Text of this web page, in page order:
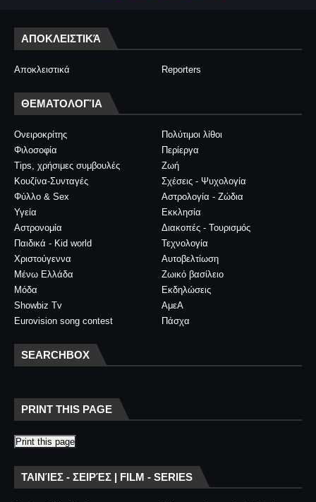
ΑΠΟΚΛΕΙΣΤΙΚΆ
Αποκλειστικά Reporters
ΘΕΜΑΤΟΛΟΓΊΑ
Ονειροκρίτης
Πολύτιμοι λίθοι
Φιλοσοφία
Περίεργα
Tips, χρήσιμες συμβουλές
Ζωή
Κουζίνα-Συνταγές
Σχέσεις - Ψυχολογία
Φύλλο & Sex
Αστρολογία - Ζώδια
Υγεία
Εκκλησία
Αστρονομία
Διακοπές - Τουρισμός
Παιδικά - Kid world
Τεχνολογία
Χριστούγεννα
Αυτοβελτίωση
Μένω Ελλάδα
Ζωικό βασίλειο
Μόδα
Εκδηλώσεις
Showbiz Tv
ΑμεΑ
Eurovision song contest
Πάσχα
SEARCHBOX
PRINT THIS PAGE
Print this page
ΤΑΙΝΊΕΣ - ΣΕΙΡΈΣ | FILM - SERIES